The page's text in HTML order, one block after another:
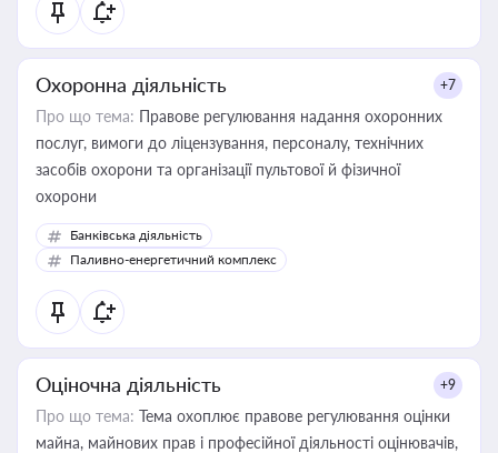
Охоронна діяльність +7
Про що тема: Правове регулювання надання охоронних
послуг, вимоги до ліцензування, персоналу, технічних
засобів охорони та організації пультової й фізичної
охорони
Банківська діяльність
Паливно-енергетичний комплекс
Оціночна діяльність +9
Про що тема: Тема охоплює правове регулювання оцінки
майна, майнових прав і професійної діяльності оцінювачів,